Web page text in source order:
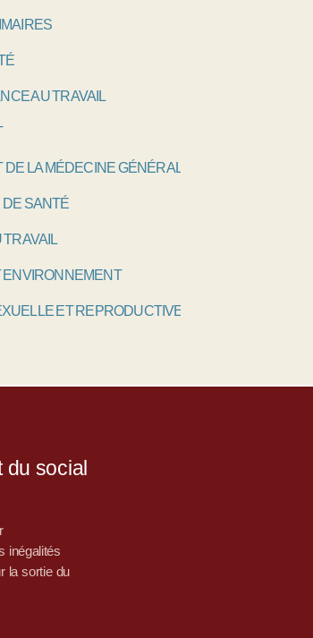
AU TRAVAIL
LA MÉDECINE GÉNÉRALE, SMG
SANTÉ
TRAVAIL
ENVIRONNEMENT
ET REPRODUCTIVE
du social
inégalités
la sortie du